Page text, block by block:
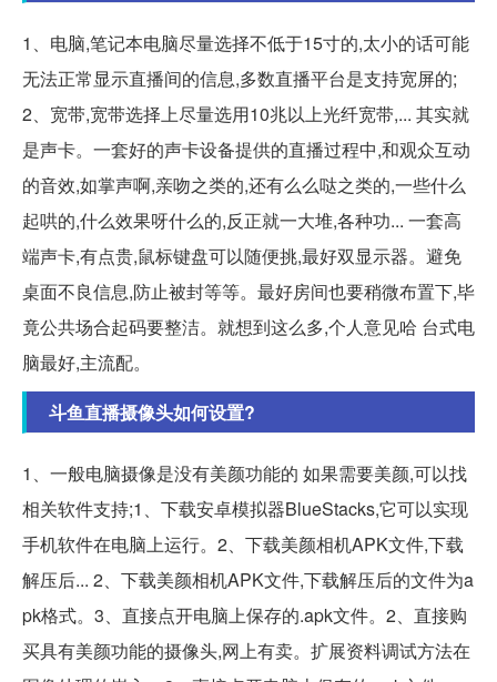
1、电脑,笔记本电脑尽量选择不低于15寸的,太小的话可能
无法正常显示直播间的信息,多数直播平台是支持宽屏的;
2、宽带,宽带选择上尽量选用10兆以上光纤宽带,... 其实就
是声卡。一套好的声卡设备提供的直播过程中,和观众互动
的音效,如掌声啊,亲吻之类的,还有么么哒之类的,一些什么
起哄的,什么效果呀什么的,反正就一大堆,各种功... 一套高
端声卡,有点贵,鼠标键盘可以随便挑,最好双显示器。避免
桌面不良信息,防止被封等等。最好房间也要稍微布置下,毕
竟公共场合起码要整洁。就想到这么多,个人意见哈 台式电
脑最好,主流配。
斗鱼直播摄像头如何设置?
1、一般电脑摄像是没有美颜功能的 如果需要美颜,可以找
相关软件支持;1、下载安卓模拟器BlueStacks,它可以实现
手机软件在电脑上运行。2、下载美颜相机APK文件,下载
解压后... 2、下载美颜相机APK文件,下载解压后的文件为a
pk格式。3、直接点开电脑上保存的.apk文件。2、直接购
买具有美颜功能的摄像头,网上有卖。扩展资料调试方法在